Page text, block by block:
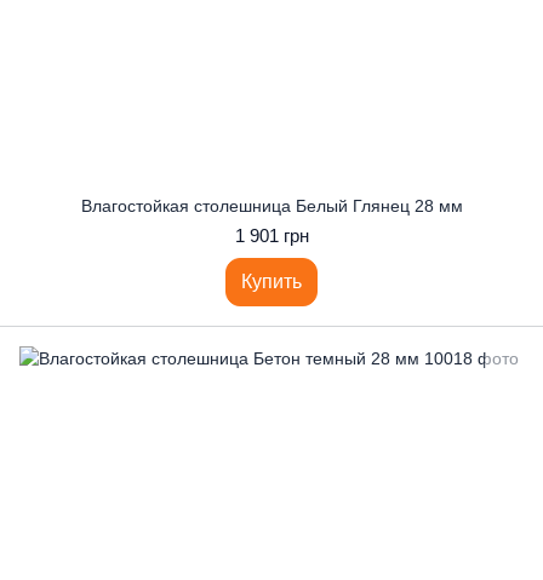
Влагостойкая столешница Белый Глянец 28 мм
1 901 грн
Купить